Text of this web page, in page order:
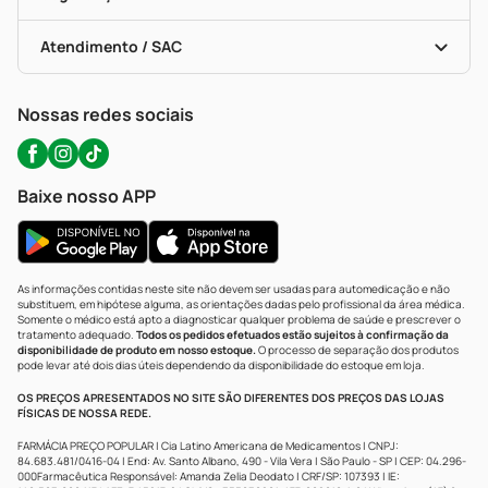
Troca E Devolução
Bulas De A A Z
Políticas De Marketplace
Testes Rápidos
Autoteste Covid-19
Certificado De Segurança
Portal Da Privacidade
Atendimento / SAC
WhatsApp (47) 9202-1687
Nossas redes sociais
Baixe nosso APP
As informações contidas neste site não devem ser usadas para automedicação e não
substituem, em hipótese alguma, as orientações dadas pelo profissional da área médica.
Somente o médico está apto a diagnosticar qualquer problema de saúde e prescrever o
tratamento adequado. Todos os pedidos efetuados estão sujeitos à confirmação da
disponibilidade de produto em nosso estoque.O processo de separação dos produtos
pode levar até dois dias úteis dependendo da disponibilidade do estoque em loja.
OS PREÇOS APRESENTADOS NO SITE SÃO DIFERENTES DOS PREÇOS DAS LOJAS
FÍSICAS DE NOSSA REDE.
FARMÁCIA PREÇO POPULAR | Cia Latino Americana de Medicamentos | CNPJ:
84.683.481/0416-04 | End: Av. Santo Albano, 490 - Vila Vera | São Paulo - SP | CEP: 04.296-
000Farmacêutica Responsável: Amanda Zelia Deodato | CRF/SP: 107393 | IE: